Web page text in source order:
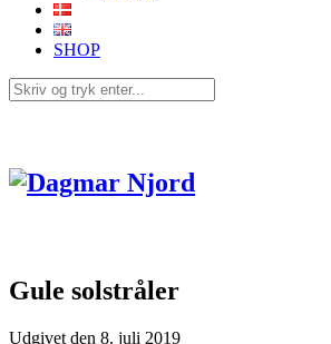
SHOP
Gule solstråler
Udgivet den 8. juli 2019